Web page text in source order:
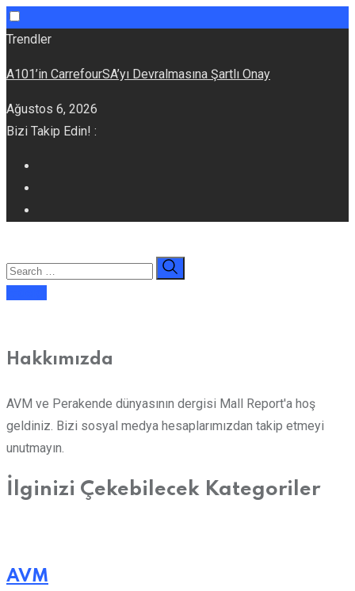
Skip
content
Trendler
A101’in CarrefourSA’yı Devralmasına Şartlı Onay
Ağustos 6, 2026
Bizi Takip Edin! :
Hakkımızda
AVM ve Perakende dünyasının dergisi Mall Report'a hoş
geldiniz. Bizi sosyal medya hesaplarımızdan takip etmeyi
unutmayın.
İlginizi Çekebilecek Kategoriler
AVM